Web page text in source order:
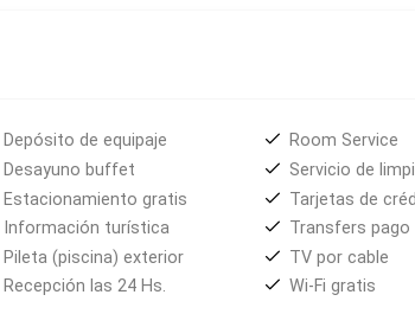
todas las tarifas y es servido con atención
distingue a este hotel en Salta. El
acceder caminando a los principales atractivos
rodean la propiedad, haciendo de
Depósito de equipaje
Desayuno buffet
Estacionamiento gratis
Información turística
Pileta (piscina) exterior
Recepción las 24 Hs.
Room Service
Servicio de
Tarjetas de
Transfers pago
TV por cable
Wi-Fi gratis